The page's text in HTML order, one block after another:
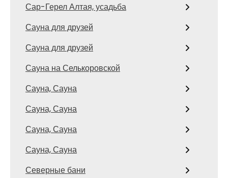
Сар-Герел Алтая, усадьба
Сауна для друзей
Сауна для друзей
Сауна на Селькоровской
Сауна, Сауна
Сауна, Сауна
Сауна, Сауна
Сауна, Сауна
Северные бани